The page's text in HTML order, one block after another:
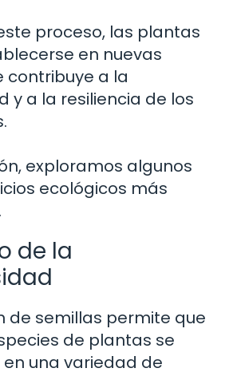
proceso, las plantas
en nuevas
contribuye a la
y a la resiliencia de los
exploramos algunos
ecológicos más
de la
de semillas permite que
de plantas se
una variedad de